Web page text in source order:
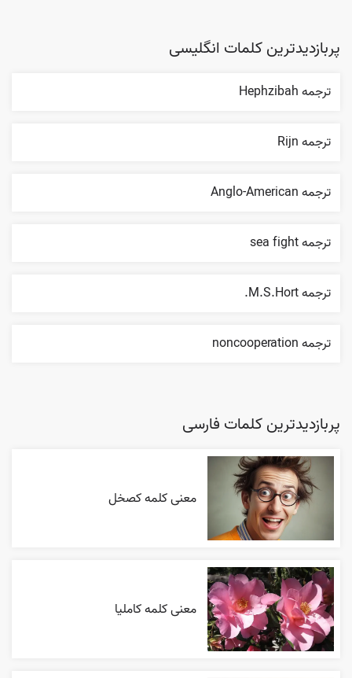
پربازدیدترین کلمات انگلیسی
ترجمه Hephzibah
ترجمه Rijn
ترجمه Anglo-American
ترجمه sea fight
ترجمه M.S.Hort.
ترجمه noncooperation
پربازدیدترین کلمات فارسی
معنی کلمه کصخل
معنی کلمه کاملیا